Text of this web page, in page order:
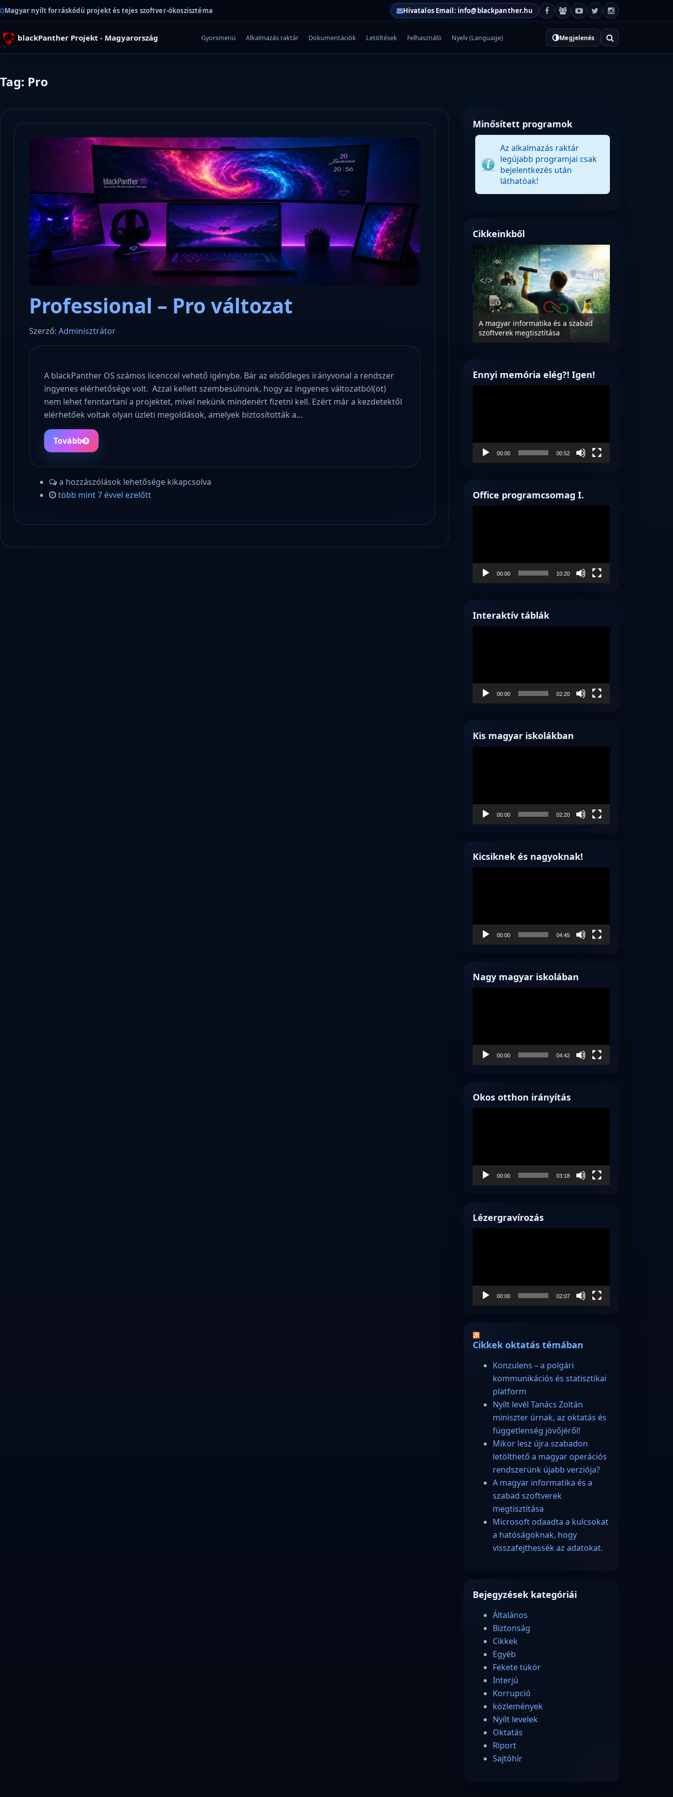
Magyar nyílt forráskódú projekt és tejes szoftver-ökoszisztéma Hivatalos Email: info@blackpanther.hu
blackPanther Projekt - Magyarország Gyorsmenü Alkalmazás raktár Dokumentációk Letöltések Felhasználó Nyelv (Language) Megjelenés
Tag: Pro
Professional – Pro változat
Szerző: Adminisztrátor
A blackPanther OS számos licenccel vehető igénybe. Bár az elsődleges irányvonal a rendszer
ingyenes elérhetősége volt. Azzal kellett szembesülnünk, hogy az ingyenes változatból(ot)
nem lehet fenntartani a projektet, mivel nekünk mindenért fizetni kell. Ezért már a kezdetektől
elérhetőek voltak olyan üzleti megoldások, amelyek biztosították a…
Tovább
a hozzászólások lehetősége kikapcsolva
több mint 7 évvel ezelőtt
Minősített programok
Az alkalmazás raktár
legújabb programjai csak
bejelentkezés után
láthatóak!
Cikkeinkből
a
és statisztikai platform
Nyílt levél Tanács Zoltán miniszter
A magyar informatika és a szabad
szoftverek megtisztítása
Ennyi memória elég?! Igen!
00:00 00:52
Office programcsomag I.
00:00 10:20
Interaktív táblák
00:00 02:20
Kis magyar iskolákban
00:00 02:20
Kicsiknek és nagyoknak!
00:00 04:45
Nagy magyar iskolában
00:00 04:42
Okos otthon irányítás
00:00 03:18
Lézergravírozás
00:00 02:07
Cikkek oktatás témában
Konzulens – a polgári
kommunikációs és statisztikai
platform
Nyílt levél Tanács Zoltán
miniszter úrnak, az oktatás és
függetlenség jövőjéről!
Mikor lesz újra szabadon
letölthető a magyar operációs
rendszerünk újabb verziója?
A magyar informatika és a
szabad szoftverek
megtisztítása
Microsoft odaadta a kulcsokat
a hatóságoknak, hogy
visszafejthessék az adatokat.
Bejegyzések kategóriái
Általános
Biztonság
Cikkek
Egyéb
Fekete tükör
Interjú
Korrupció
közlemények
Nyílt levelek
Oktatás
Riport
Sajtóhír